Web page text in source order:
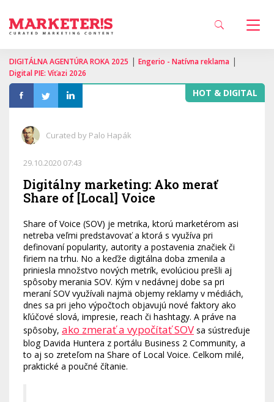
DIGITÁLNA AGENTÚRA ROKA 2025 | Engerio - Natívna reklama |
Digital PIE: Víťazi 2026
HOT & DIGITAL
Curated by Palo Hapák
29.10.2020 07:43
Digitálny marketing: Ako merať
Share of [Local] Voice
Share of Voice (SOV) je metrika, ktorú marketérom asi
netreba veľmi predstavovať a ktorá s využíva pri
definovaní popularity, autority a postavenia značiek či
firiem na trhu. No a keďže digitálna doba zmenila a
priniesla množstvo nových metrík, evolúciou prešli aj
spôsoby merania SOV. Kým v nedávnej dobe sa pri
meraní SOV využívali najmä objemy reklamy v médiách,
dnes sa pri jeho výpočtoch objavujú nové faktory ako
kľúčové slová, impresie, reach či hashtagy. A práve na
spôsoby, ako zmerať a vypočítať SOV sa sústreďuje
blog Davida Huntera z portálu Business 2 Community, a
to aj so zreteľom na Share of Local Voice. Celkom milé,
praktické a poučné čítanie.